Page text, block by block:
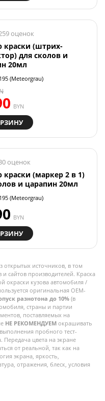
оценок
краски (штрих-
для сколов и
20мл
(Meteorgrau)
BYN
оценок
краски (маркер 2 в 1)
и царапин 20мл
(Meteorgrau)
BYN
открытых источников, в том
сайтов производителей. Краска
окраски кузова автомобиля /
оригинальная OEM-
разнотона до 10%(в
страны и партии
поставляемых на
НЕ РЕКОМЕНДУЕМ окрашивать
пробного тест-
Передача цвета на экране
от реальной, так как на
экрана, яркость,
отражения, блеск, условия